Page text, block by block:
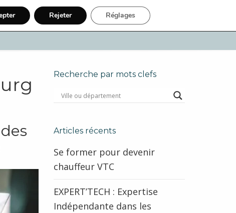
Internet Inscription
Recherche par mots clefs
Articles récents
Se former pour devenir
chauffeur VTC
EXPERT’TECH : Expertise
Indépendante dans les
Rejeter Réglages